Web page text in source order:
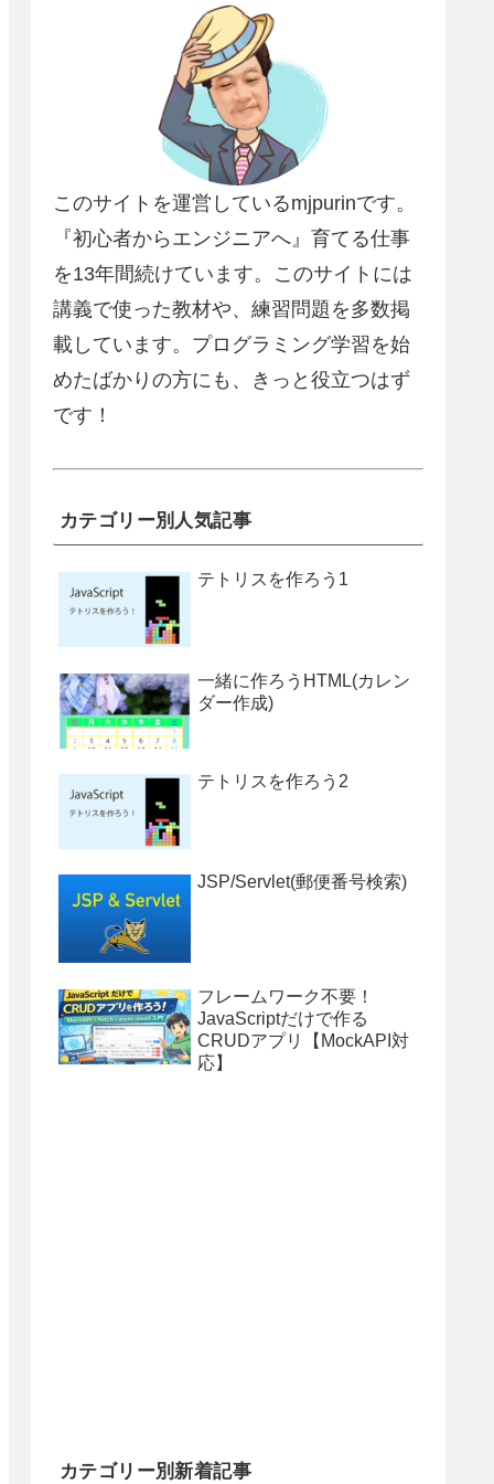
このサイトを運営しているmjpurinです。
『初心者からエンジニアへ』育てる仕事
を13年間続けています。このサイトには
講義で使った教材や、練習問題を多数掲
載しています。プログラミング学習を始
めたばかりの方にも、きっと役立つはず
です！
カテゴリー別人気記事
テトリスを作ろう1
一緒に作ろうHTML(カレン
ダー作成)
テトリスを作ろう2
JSP/Servlet(郵便番号検索)
フレームワーク不要！
JavaScriptだけで作る
CRUDアプリ【MockAPI対
応】
カテゴリー別新着記事